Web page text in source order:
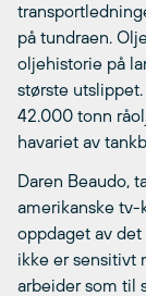
på tundraen.
oljehistorie på
største
42.000 tonn
havariet av
Daren Beaudo,
amerikanske tv-
oppdaget av
ikke er sensitivt
arbeider som til